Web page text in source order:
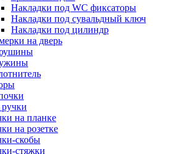
Накладки под WC фиксаторы
Накладки под сувальдный ключ
Накладки под цилиндр
на дверь
на планке
на розетке
скобы
стяжки